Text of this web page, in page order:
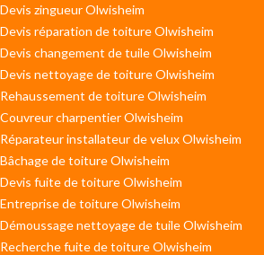
Devis zingueur Olwisheim
Devis réparation de toiture Olwisheim
Devis changement de tuile Olwisheim
Devis nettoyage de toiture Olwisheim
Rehaussement de toiture Olwisheim
Couvreur charpentier Olwisheim
Réparateur installateur de velux Olwisheim
Bâchage de toiture Olwisheim
Devis fuite de toiture Olwisheim
Entreprise de toiture Olwisheim
Démoussage nettoyage de tuile Olwisheim
Recherche fuite de toiture Olwisheim